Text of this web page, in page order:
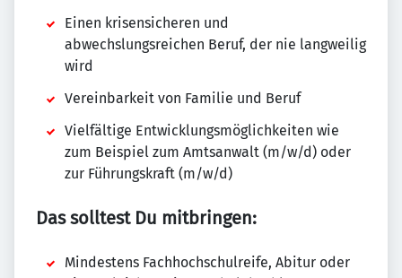
Einen krisensicheren und
abwechslungsreichen Beruf, der nie langweilig
wird
Vereinbarkeit von Familie und Beruf
Vielfältige Entwicklungsmöglichkeiten wie
zum Beispiel zum Amtsanwalt (m/w/d) oder
zur Führungskraft (m/w/d)
Das solltest Du mitbringen:
Mindestens Fachhochschulreife, Abitur oder